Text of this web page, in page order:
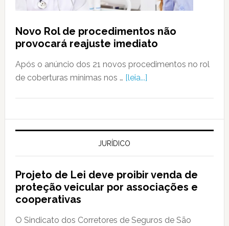
Novo Rol de procedimentos não
provocará reajuste imediato
Após o anúncio dos 21 novos procedimentos no rol
de coberturas mínimas nos … [leia...]
JURÍDICO
Projeto de Lei deve proibir venda de
proteção veicular por associações e
cooperativas
O Sindicato dos Corretores de Seguros de São